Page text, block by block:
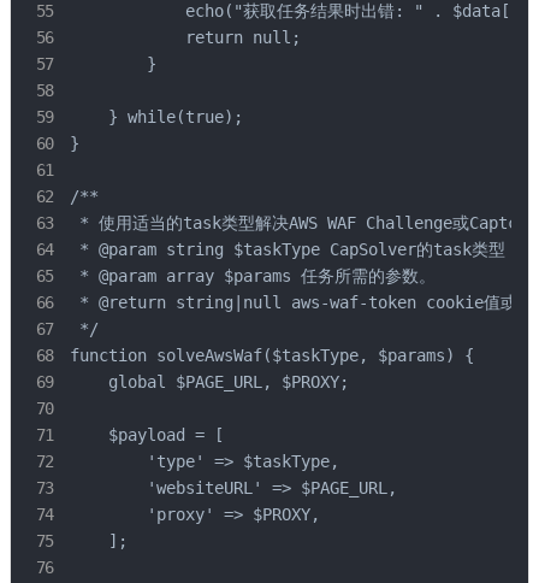
echo("获取任务结果时出错: " .
            return null;
        }
    } while(true);
}
/**
* 使用适当的task类型解决AWS WAF Challenge或Captcha
* @param string $taskType CapSolver的task类型（
* @param array $params 任务所需的参数。
* @return string|null aws-waf-token cookie值或失
*/
function solveAwsWaf($taskType, $params) {
    global $PAGE_URL, $PROXY;
    $payload = [
        'type' => $taskType,
        'websiteURL' => $PAGE_URL,
        'proxy' => $PROXY,
    ];